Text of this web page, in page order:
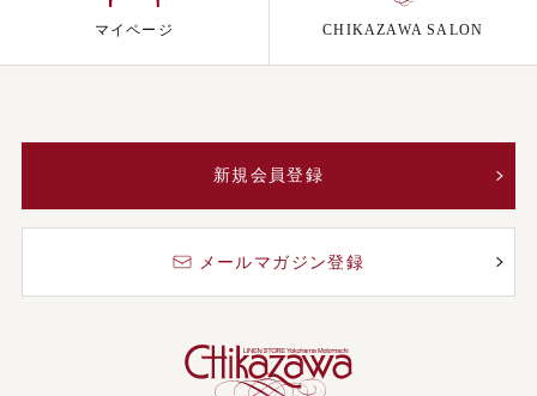
マイページ CHIKAZAWA SALON
新規会員登録
メールマガジン登録